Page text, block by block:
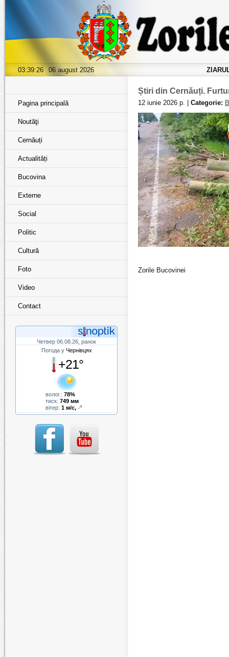
03:39:26 06 august 2026
Pagina principală
Noutăţi
Cernăuți
Actualități
Bucovina
Externe
Social
Politic
Cultură
Foto
Video
Contact
Четвер 06.08.26, ранок
Погода у Чернівцях
+21°
волог.: 78%
тиск: 749 мм
вітер: 1 м/с,
Știri din Cernăuți.
12 iunie 2026 р. | Categorie:
Zorile Bucovinei